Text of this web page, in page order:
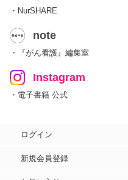
・NurSHARE
note
・『がん看護』編集室
Instagram
・電子書籍 公式
ログイン
新規会員登録